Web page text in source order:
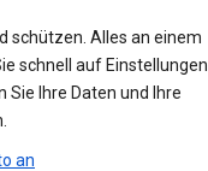
schützen. Alles an einem
schnell auf Einstellungen
Ihre Daten und Ihre
an